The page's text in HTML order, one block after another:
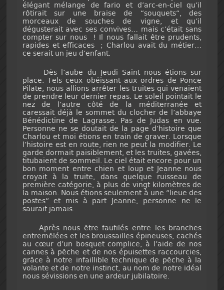
élégant mélange de fario et d’arc-en-ciel qu’il
rôtirait sur une braise de “souquets“, des
morceaux de souches de vigne, et qu’il
dégusterait avec ses convives… mais c’était sans
compter sur nous ! Il nous fallait être prudents,
rapides et efficaces ; Charlou avait du métier…
ce serait un jeu d’enfant.
Dès l’aube du Jeudi Saint nous étions sur
place. Tels ceux obéissant aux ordres de Ponce
Pilate, nous allions arrêter les truites qui venaient
de prendre leur dernier repas. Le soleil pointait le
nez de l’autre côté de la méditerranée et
caressait déjà le sommet du clocher de l’abbaye
Bénédictine de Lagrasse. Pas de Judas en vue.
Personne ne se doutait de la page d’histoire que
Charlou et moi étions en train de graver. Lorsque
l’histoire est en route, rien ne peut la modifier. Le
garde dormait paisiblement, et les truites, gavées,
titubaient de sommeil. Le ciel était encore pour un
bon moment entre chien et loup et Jeanne nous
croyait à la truite, dans quelque ruisseau de
première catégorie, à plus de vingt kilomètres de
la maison. Nous étions seulement à une “lieue des
postes“ et mis à part Jeanne, personne ne le
saurait jamais.
Après nous être faufilés entre les branches
entremêlées et les broussailles épineuses, cachés
au cœur d’un bosquet complice, à l’aide de nos
cannes à pêche et de nos épuisettes raccourcies,
grâce à notre infaillible technique de pêche à la
volante et de notre instinct, au nom de notre idéal
nous sévissions en une ardeur jubilatoire.